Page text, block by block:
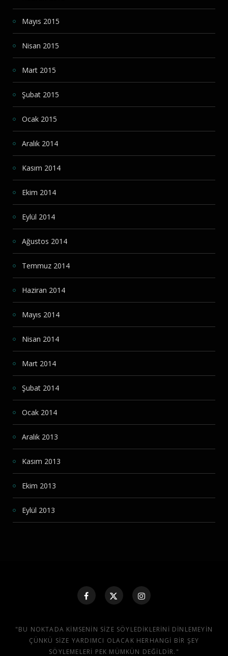
Mayıs 2015
Nisan 2015
Mart 2015
Şubat 2015
Ocak 2015
Aralık 2014
Kasım 2014
Ekim 2014
Eylül 2014
Ağustos 2014
Temmuz 2014
Haziran 2014
Mayıs 2014
Nisan 2014
Mart 2014
Şubat 2014
Ocak 2014
Aralık 2013
Kasım 2013
Ekim 2013
Eylül 2013
"BU NOKTADA KIMSENIN SIZE SÖYLEDIKLERINI DINLEMEYIN
ÇÜNKÜ SIZE YARDIMCI OLACAK HERHANGI BIR ŞEY
SÖYLEMELERI PEK MÜMKÜN DEĞILDIR."